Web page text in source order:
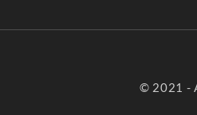
© 2021 -